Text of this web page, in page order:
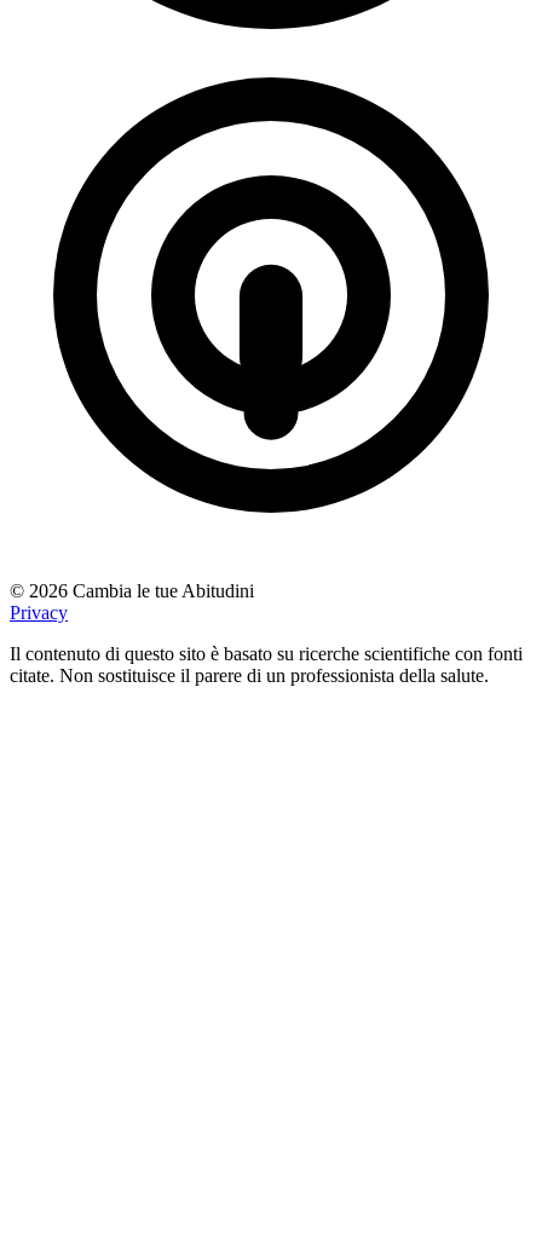
© 2026 Cambia le tue Abitudini
Privacy
Il contenuto di questo sito è basato su ricerche scientifiche con fonti
citate. Non sostituisce il parere di un professionista della salute.